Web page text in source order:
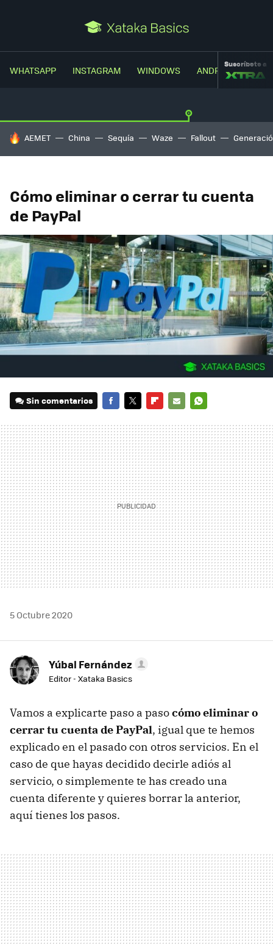
WHATSAPP INSTAGRAM WINDOWS ANDROIDSuscríbete a
HOY SE HABLA DE
AEMET China Sequía Waze Fallout
Cómo eliminar o cerrar tu cuenta
de PayPal
Sin comentarios
MAIL
5 Octubre 2020
Yúbal Fernández
Editor - Xataka Basics
Vamos a explicarte paso a pasocómo eliminar o
cerrar tu cuenta de PayPal, igual que te hemos
explicado en el pasado con otros servicios. En el
caso de que hayas decidido decirle adiós al
servicio, o simplemente te has creado una
cuenta diferente y quieres borrar la anterior,
aquí tienes los pasos.